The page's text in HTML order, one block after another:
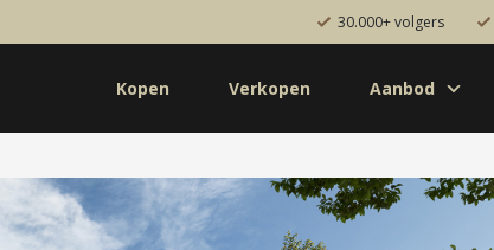
bouw
Diensten
Kopen
30.000+ volgers
Kopen Verkopen Aanbod